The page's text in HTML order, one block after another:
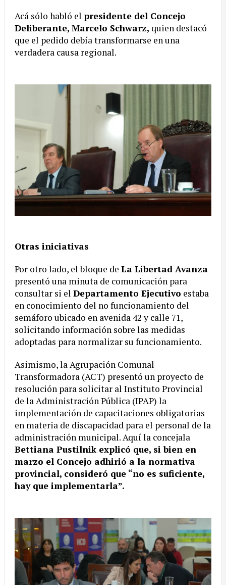
Acá sólo habló el presidente del Concejo
Deliberante, Marcelo Schwarz, quien destacó
que el pedido debía transformarse en una
verdadera causa regional.
Otras iniciativas
Por otro lado, el bloque de La Libertad Avanza
presentó una minuta de comunicación para
consultar si el Departamento Ejecutivo estaba
en conocimiento del no funcionamiento del
semáforo ubicado en avenida 42 y calle 71,
solicitando información sobre las medidas
adoptadas para normalizar su funcionamiento.
Asimismo, la Agrupación Comunal
Transformadora (ACT) presentó un proyecto de
resolución para solicitar al Instituto Provincial
de la Administración Pública (IPAP) la
implementación de capacitaciones obligatorias
en materia de discapacidad para el personal de la
administración municipal. Aquí la concejala
Bettiana Pustilnik explicó que, si bien en
marzo el Concejo adhirió a la normativa
provincial, consideró que “no es suficiente,
hay que implementarla”.